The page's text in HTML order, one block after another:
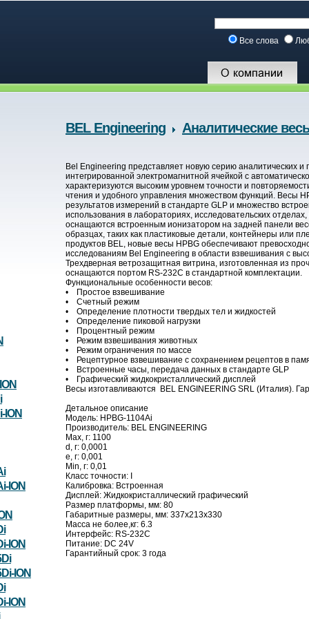
Все слова
ION
ION
ION
ION
ION
BEL Engineering Аналитические
Bel Engineering представляет новую серию аналитических
интегрированной электромагнитной ячейкой с
характеризуются высоким уровнем точности и
чтения и удобного управления множеством функций. Весы
результатов измерений в стандарте GLP и множество
использования в лабораториях, исследовательских
оснащаются встроенным ионизатором на задней панели
образцах, таких как пластиковые детали, контейнеры или
продуктов BEL, новые весы HPBG обеспечивают
исследованиям Bel Engineering в области взвешивания с
Трехдверная ветрозащитная витрина, изготовленная из
оснащаются портом RS-232C в стандартной комплектации.
Функциональные особенности весов:
• Простое взвешивание
• Счетный режим
• Определение плотности твердых тел и жидкостей
• Определение пиковой нагрузки
• Процентный режим
• Режим взвешивания животных
• Режим ограничения по массе
• Рецептурное взвешивание с сохранением рецептов в
• Встроенные часы, передача данных в стандарте GLP
• Графический жидкокристаллический дисплей
Весы изготавливаются BEL ENGINEERING SRL (Италия).
Детальное описание
Модель: HPBG-1104Ai
Производитель: BEL ENGINEERING
Max, г: 1100
d, г: 0,0001
e, г: 0,001
Min, г: 0,01
Класс точности: I
Калибровка: Встроенная
Дисплей: Жидкокристаллический графический
Размер платформы, мм: 80
Габаритные размеры, мм: 337x213x330
Масса не более,кг: 6.3
Интерфейс: RS-232C
Питание: DC 24V
Гарантийный срок: 3 года